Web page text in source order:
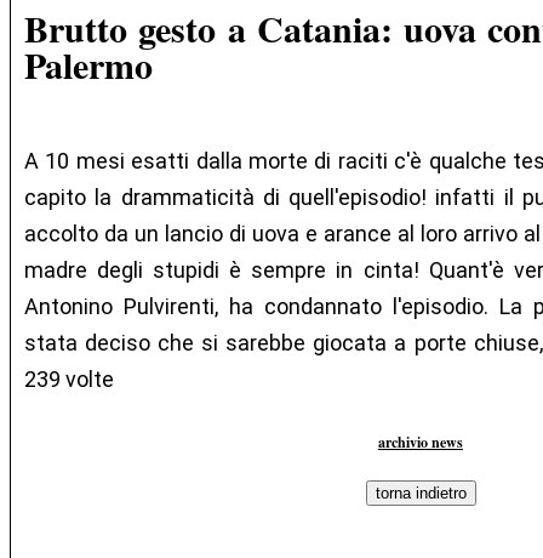
Brutto gesto a Catania: uova
Palermo
A 10 mesi esatti dalla morte di raciti c'è qualche
capito la drammaticità di quell'episodio! infatti il
accolto da un lancio di uova e arance al loro arrivo
madre degli stupidi è sempre in cinta! Quant'è
Antonino Pulvirenti, ha condannato l'episodio. La
stata deciso che si sarebbe giocata a porte
239 volte
archivio news